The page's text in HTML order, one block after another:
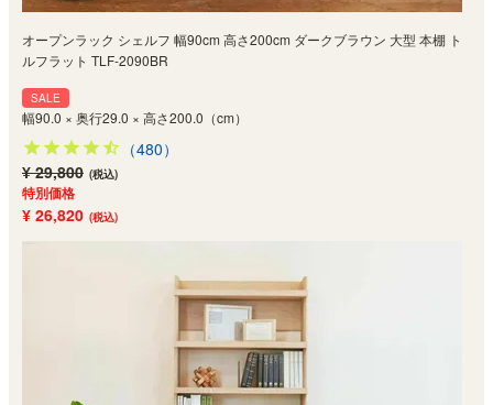
オープンラック シェルフ 幅90cm 高さ200cm ダークブラウン 大型 本棚 ト
ルフラット TLF-2090BR
SALE
幅90.0 × 奥行29.0 × 高さ200.0（cm）
（480）
¥ 29,800 (税込)
特別価格
¥ 26,820 (税込)